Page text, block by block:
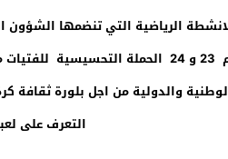
الرياضية التي تنضمها الشؤون
المغطاة ايام 23 و 24 الحملة
والدولية من اجل بلورة ثقافة
التعرف على